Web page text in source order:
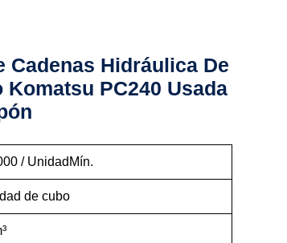
Cadenas Hidráulica De
Komatsu PC240 Usada
/ UnidadMín.
de cubo